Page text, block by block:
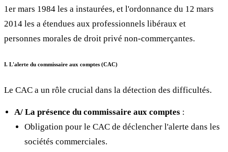
1er mars 1984 les a instaurées, et l'ordonnance du 12 mars
2014 les a étendues aux professionnels libéraux et
personnes morales de droit privé non-commerçantes.
I. L'alerte du commissaire aux comptes (CAC)
Le CAC a un rôle crucial dans la détection des difficultés.
A/ La présence du commissaire aux comptes :
Obligation pour le CAC de déclencher l'alerte dans les
sociétés commerciales.